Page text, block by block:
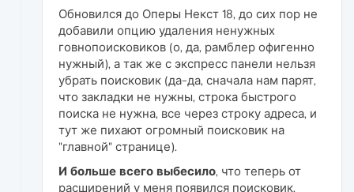
Обновился до Оперы Некст 18, до сих пор не
добавили опцию удаления ненужных
говнопоисковиков (о, да, рамблер офигенно
нужный), а так же с экспресс панели нельзя
убрать поисковик (да-да, сначала нам парят,
что закладки не нужны, строка быстрого
поиска не нужна, все через строку адреса, и
тут же пихают огромный поисковик на
"главной" странице).
И больше всего выбесило, что теперь от
расширений у меня появился поисковик.